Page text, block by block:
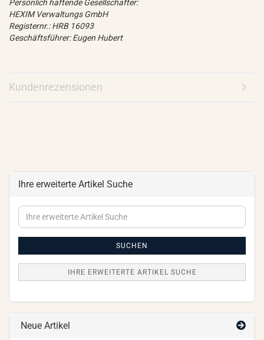
Persönlich haftende Gesellschafter:
HEXIM Verwaltungs GmbH
Registernr.: HRB 16093
Geschäftsführer: Eugen Hubert
Kundenrezensionen
Ihre erweiterte Artikel Suche
Ihre
erweiterte
SUCHEN
IHRE ERWEITERTE ARTIKEL SUCHE
Neue Artikel